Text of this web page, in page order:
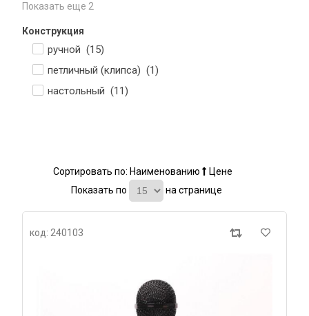
Показать еще 2
Конструкция
ручной (15)
петличный (клипса) (1)
настольный (11)
Сортировать по: Наименованию
Цене
Показать по
на странице
код: 240103